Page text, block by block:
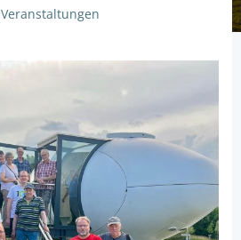
Veranstaltungen